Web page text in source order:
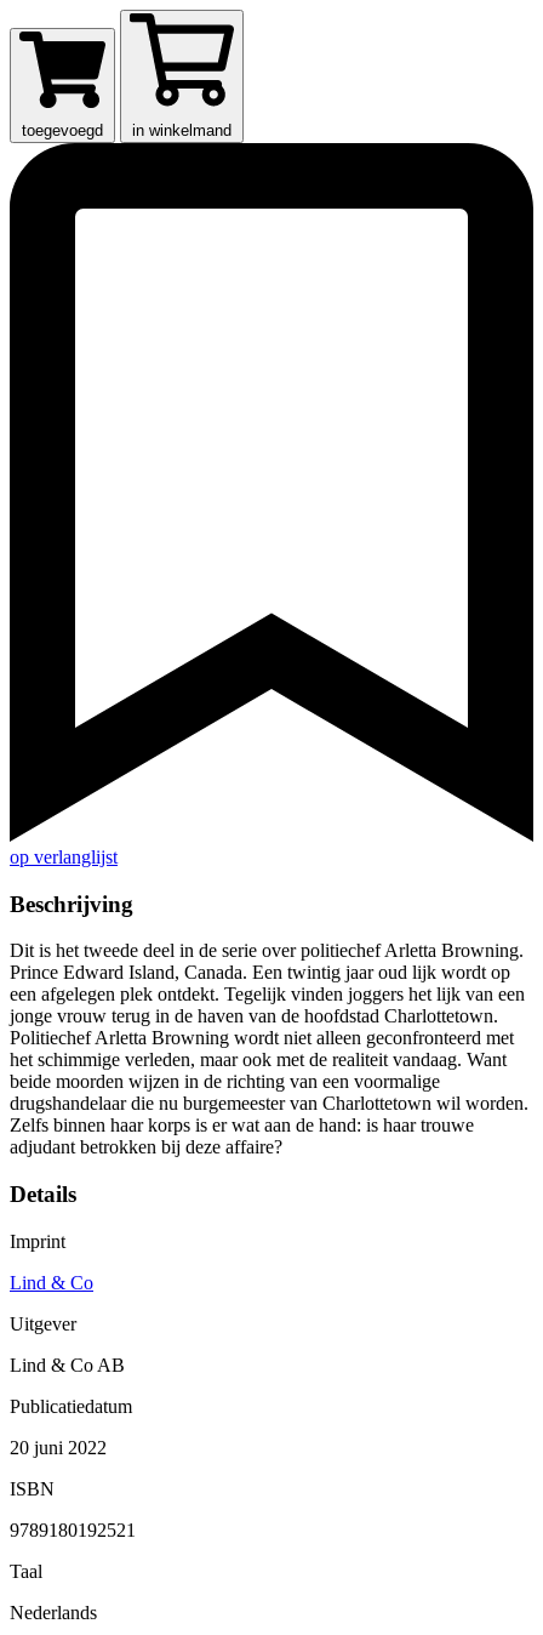
toegevoegd in winkelmand
op verlanglijst
Beschrijving
Dit is het tweede deel in de serie over politiechef Arletta Browning.
Prince Edward Island, Canada. Een twintig jaar oud lijk wordt op
een afgelegen plek ontdekt. Tegelijk vinden joggers het lijk van een
jonge vrouw terug in de haven van de hoofdstad Charlottetown.
Politiechef Arletta Browning wordt niet alleen geconfronteerd met
het schimmige verleden, maar ook met de realiteit vandaag. Want
beide moorden wijzen in de richting van een voormalige
drugshandelaar die nu burgemeester van Charlottetown wil worden.
Zelfs binnen haar korps is er wat aan de hand: is haar trouwe
adjudant betrokken bij deze affaire?
Details
Imprint
Lind & Co
Uitgever
Lind & Co AB
Publicatiedatum
20 juni 2022
ISBN
9789180192521
Taal
Nederlands